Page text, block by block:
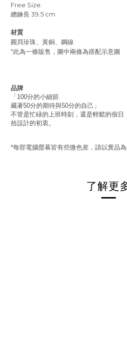
Free Size.
總鍊長 39.5 cm
材質
圓貝珍珠、黃銅、鋼線
*此為一條販售，圖中兩條為搭配示意圖
品牌
「100分的小細節
藏著50分的期待與50分的自己」
不管是忙碌的上班時刻，還是輕鬆的假日
拾設計的初衷。
*每部電腦螢幕皆有些微色差，請以實品
了解更